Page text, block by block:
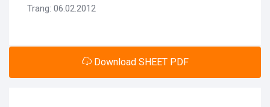
Trang: 06.02.2012
Download SHEET PDF